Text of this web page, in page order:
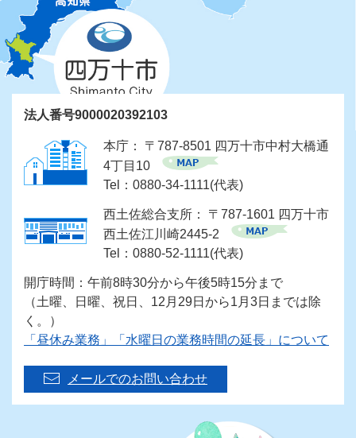
法人番号9000020392103
本庁： 〒787-8501 四万十市中村大橋通
4丁目10
Tel：0880-34-1111(代表)
西土佐総合支所： 〒787-1601 四万十市
西土佐江川崎2445-2
Tel：0880-52-1111(代表)
開庁時間：午前8時30分から午後5時15分まで
（土曜、日曜、祝日、12月29日から1月3日までは除
く。）
「昼休み業務」「水曜日の業務時間の延長」について
メールでのお問い合わせ